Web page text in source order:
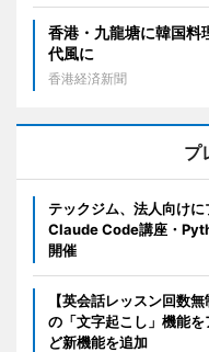
香港・九龍塘に韓国
代風に
香港経済新聞
プ
テックジム、法人向けに
Claude Code講座・
開催
【英会話レッスン回数
の「文字起こし」機能
ど新機能を追加